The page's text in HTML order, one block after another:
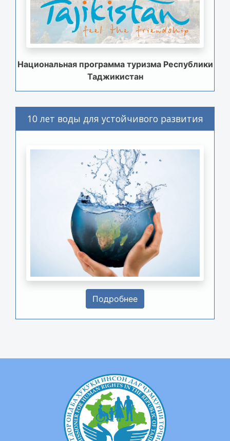
Национальная программа туризма Республики
Таджикистан
10 лет воды для устойчивого развития
Подробнее